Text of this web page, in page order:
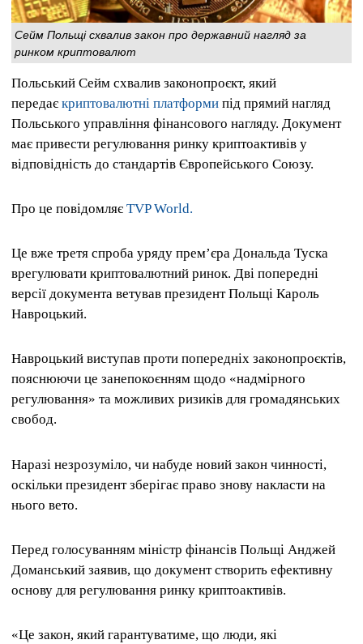
Сейм Польщі схвалив закон про державний нагляд за
ринком криптовалют
Польський Сейм схвалив законопроєкт, який
передає криптовалютні платформи під прямий нагляд
Польського управління фінансового нагляду. Документ
має привести регулювання ринку криптоактивів у
відповідність до стандартів Європейського Союзу.
Про це повідомляє TVP World.
Це вже третя спроба уряду прем’єра Дональда Туска
врегулювати криптовалютний ринок. Дві попередні
версії документа ветував президент Польщі Кароль
Навроцький.
Навроцький виступав проти попередніх законопроєктів,
пояснюючи це занепокоєнням щодо «надмірного
регулювання» та можливих ризиків для громадянських
свобод.
Наразі незрозуміло, чи набуде новий закон чинності,
оскільки президент зберігає право знову накласти на
нього вето.
Перед голосуванням міністр фінансів Польщі Анджей
Доманський заявив, що документ створить ефективну
основу для регулювання ринку криптоактивів.
«Це закон, який гарантуватиме, що люди, які